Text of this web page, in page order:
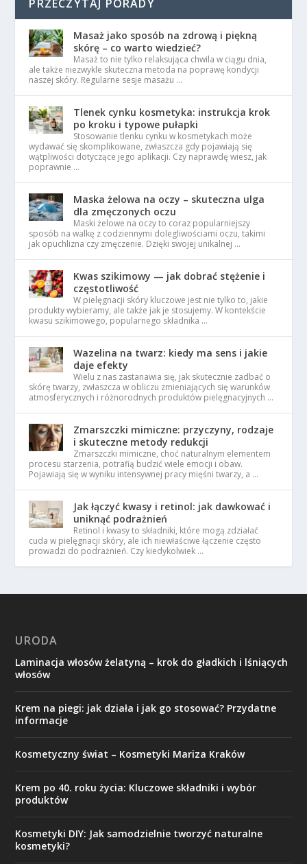
PRZECZYTAJ PORADY
Masaż jako sposób na zdrową i piękną
skórę – co warto wiedzieć?
Masaż to nie tylko relaksująca chwila w ciągu dnia,
ale także niezwykle skuteczna metoda na poprawę kondycji
naszej skóry. Regularne sesje masażu …
Tlenek cynku kosmetyka: instrukcja krok
po kroku i typowe pułapki
Stosowanie tlenku cynku w kosmetykach może
wydawać się skomplikowane, zwłaszcza gdy pojawiają się
wątpliwości dotyczące jego aplikacji. Czy naprawdę wiesz, jak
poprawnie …
Maska żelowa na oczy – skuteczna ulga
dla zmęczonych oczu
Maski żelowe na oczy to coraz popularniejszy
sposób na walkę z codziennymi dolegliwościami oczu, takimi
jak opuchlizna czy zmęczenie. Dzięki swojej unikalnej …
Kwas szikimowy — jak dobrać stężenie i
częstotliwość
W pielęgnacji skóry kluczowe jest nie tylko to, jakie
produkty wybieramy, ale także jak je stosujemy. W kontekście
kwasu szikimowego, popularnego składnika …
Wazelina na twarz: kiedy ma sens i jakie
daje efekty
Wielu z nas zastanawia się, jak skutecznie zadbać o
skórę twarzy, zwłaszcza w obliczu zmieniających się warunków
atmosferycznych i różnorodnych produktów pielęgnacyjnych …
Zmarszczki mimiczne: przyczyny, rodzaje
i skuteczne metody redukcji
Zmarszczki mimiczne, choć naturalnym elementem
procesu starzenia, potrafią budzić wiele emocji i obaw.
Pojawiają się w wyniku intensywnej pracy mięśni twarzy, a …
Jak łączyć kwasy i retinol: jak dawkować i
uniknąć podrażnień
Retinol i kwasy to składniki, które mogą zdziałać
cuda w pielęgnacji skóry, ale ich niewłaściwe łączenie często
prowadzi do podrażnień. Czy kiedykolwiek …
URODA
Laminacja włosów żelatyną – krok do gładkich i lśniących
włosów
Krem na piegi: jak działa i jak go stosować? Przydatne
informacje
Kosmetyczny świat – Kosmetyki Mariza Kraków
Krem po 40. roku życia: Kluczowe składniki i wybór
produktów
Kosmetyki DIY: Jak samodzielnie tworzyć naturalne
kosmetyki?